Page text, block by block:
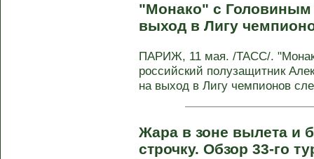
"Монако" с
выход в Лигу
ПАРИЖ, 11 мая. /ТАСС/.
российский полузащитник
на выход в Лигу чемпионов
Жара в зоне вылета и
строчку. Обзор 33-го